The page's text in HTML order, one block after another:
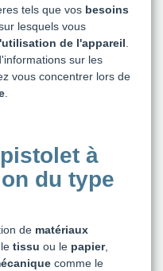
tels que vos besoins
lesquels vous
de l'appareil
sur les
vous concentrer lors de
à
du type
de matériaux
tissu ou le papier,
comme le